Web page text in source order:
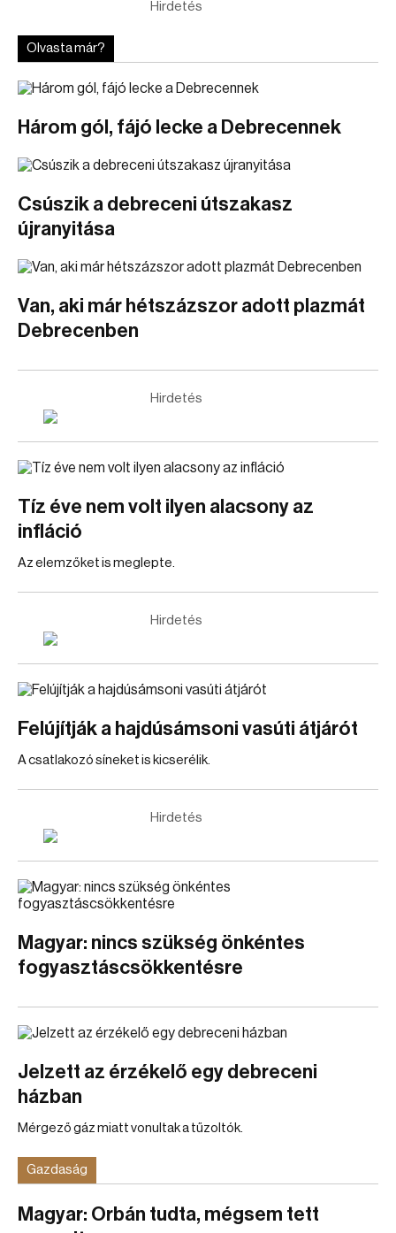
Hirdetés
Olvasta már?
Három gól, fájó lecke a Debrecennek
Csúszik a debreceni útszakasz
újranyitása
Van, aki már hétszázszor adott plazmát
Debrecenben
Hirdetés
Tíz éve nem volt ilyen alacsony az
infláció
Az elemzőket is meglepte.
Hirdetés
Felújítják a hajdúsámsoni vasúti átjárót
A csatlakozó síneket is kicserélik.
Hirdetés
Magyar: nincs szükség önkéntes
fogyasztáscsökkentésre
Jelzett az érzékelő egy debreceni
házban
Mérgező gáz miatt vonultak a tűzoltók.
Gazdaság
Magyar: Orbán tudta, mégsem tett